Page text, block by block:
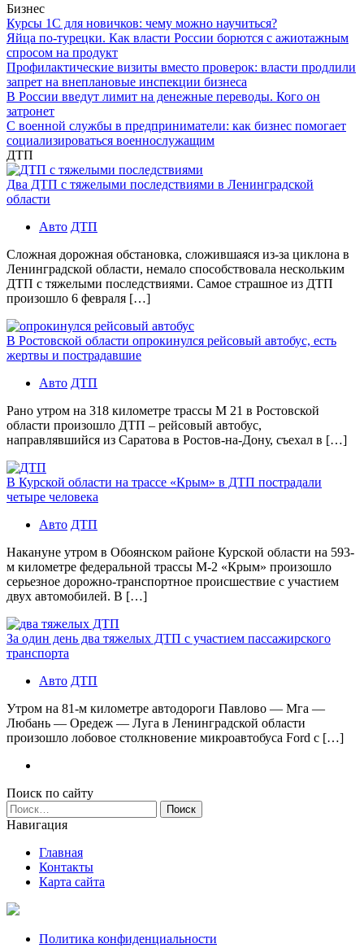
Бизнес
Курсы 1С для новичков: чему можно научиться?
Яйца по-турецки. Как власти России борются с ажиотажным
спросом на продукт
Профилактические визиты вместо проверок: власти продлили
запрет на внеплановые инспекции бизнеса
В России введут лимит на денежные переводы. Кого он
затронет
С военной службы в предприниматели: как бизнес помогает
социализироваться военнослужащим
ДТП
Два ДТП с тяжелыми последствиями в Ленинградской
области
Авто ДТП
Сложная дорожная обстановка, сложившаяся из-за циклона в
Ленинградской области, немало способствовала нескольким
ДТП с тяжелыми последствиями. Самое страшное из ДТП
произошло 6 февраля […]
В Ростовской области опрокинулся рейсовый автобус, есть
жертвы и пострадавшие
Авто ДТП
Рано утром на 318 километре трассы М 21 в Ростовской
области произошло ДТП – рейсовый автобус,
направлявшийся из Саратова в Ростов-на-Дону, съехал в […]
В Курской области на трассе «Крым» в ДТП пострадали
четыре человека
Авто ДТП
Накануне утром в Обоянском районе Курской области на 593-
м километре федеральной трассы М-2 «Крым» произошло
серьезное дорожно-транспортное происшествие с участием
двух автомобилей. В […]
За один день два тяжелых ДТП с участием пассажирского
транспорта
Авто ДТП
Утром на 81-м километре автодороги Павлово — Мга —
Любань — Оредеж — Луга в Ленинградской области
произошло лобовое столкновение микроавтобуса Ford с […]
Поиск по сайту
Найти:
Навигация
Главная
Контакты
Карта сайта
Политика конфиденциальности